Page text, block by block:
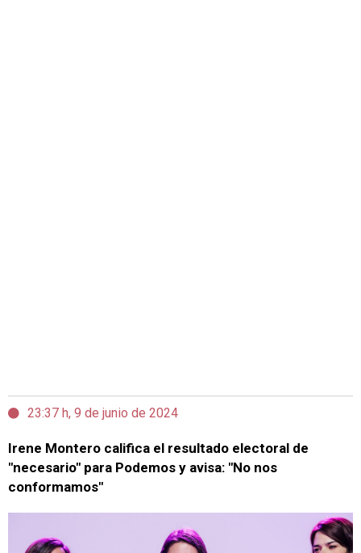
23:37 h, 9 de junio de 2024
Irene Montero califica el resultado electoral de
"necesario" para Podemos y avisa: "No nos
conformamos"